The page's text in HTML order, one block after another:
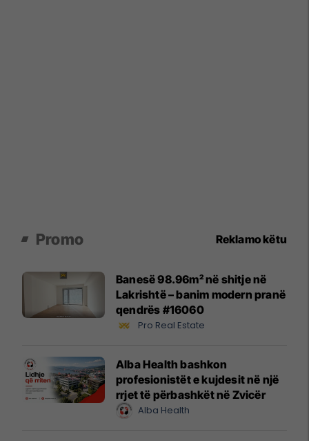
Promo Reklamo këtu
Banesë 98.96m² në shitje në
Lakrishtë – banim modern pranë
qendrës #16060
Pro Real Estate
Alba Health bashkon
profesionistët e kujdesit në një
rrjet të përbashkët në Zvicër
Alba Health